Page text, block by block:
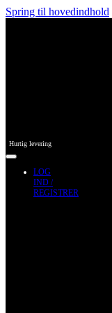
Spring til hovedindhold
Hurtig levering
LOG
IND /
REGISTRER